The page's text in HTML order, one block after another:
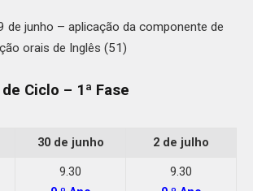
de junho – aplicação da componente de
orais de Inglês (51)
Ciclo – 1ª Fase
30 de junho
2 de julho
9.30
9.30